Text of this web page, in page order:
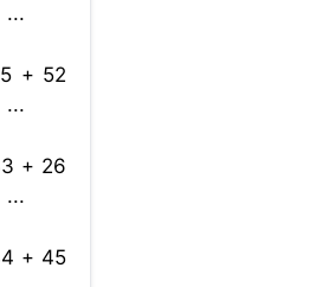
...
+ 52
...
+ 26
...
+ 45